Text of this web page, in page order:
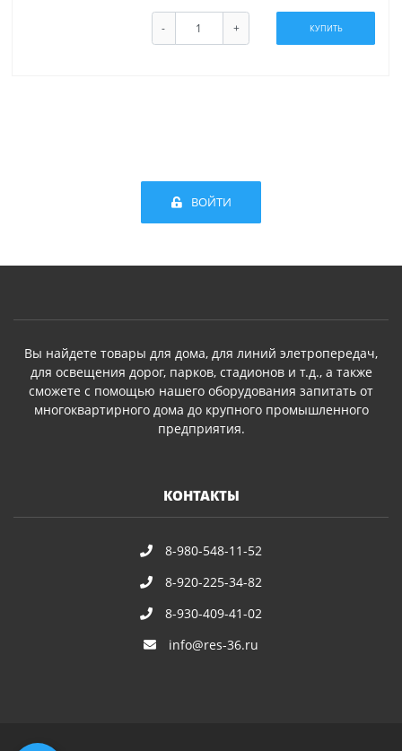
- + КУПИТЬ
ВОЙТИ
Вы найдете товары для дома, для линий элетропередач,
для освещения дорог, парков, стадионов и т.д., а также
сможете с помощью нашего оборудования запитать от
многоквартирного дома до крупного промышленного
предприятия.
КОНТАКТЫ
8-980-548-11-52
8-920-225-34-82
8-930-409-41-02
info@res-36.ru